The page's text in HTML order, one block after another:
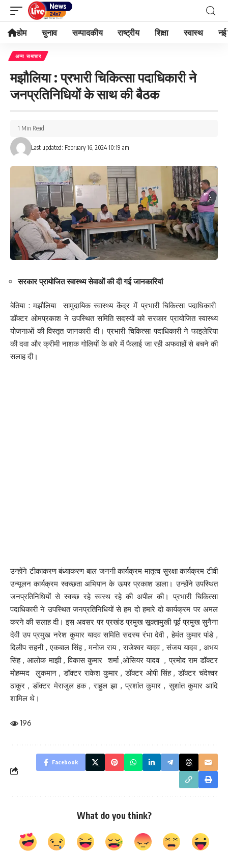
होम चुनाव सम्पादकीय राष्ट्रीय शिक्षा स्वास्थ नई
अन्य समाचार
मझौलिया : प्रभारी चिकित्सा पदाधिकारी ने
जनप्रतिनिधियों के साथ की बैठक
Last updated: February 16, 2024 10:19 am
1 Min Read
सरकार प्रायोजित स्वास्थ्य सेवाओं की दी गई जानकारियां
बेतिया : मझौलिया सामुदायिक स्वास्थ्य केंद्र में प्रभारी चिकित्सा पदाधिकारी
डॉक्टर ओमप्रकाश ने उपस्थित समिति सदस्यों को सरकार प्रायोजित स्वास्थ्य
योजनाओं की विस्तृत जानकारी दी। प्रभारी चिकित्सा पदाधिकारी ने फाइलेरिया
की दवा और क्रीमी नाशक गोलियों के बारे में फैलाई जा रही अफवाहों से बचने की
सलाह दी।
उन्होंने टीकाकरण बंध्याकरण बाल जननी कार्यक्रम मातृत्व सुरक्षा कार्यक्रम टीवी
उन्मूलन कार्यक्रम स्वच्छता अभियान के ऊपर प्रकाश डाला। उन्होंने उपस्थित
जनप्रतिनिधियों से स्वच्छ रहे स्वस्थ रहे की अपील की। प्रभारी चिकित्सा
पदाधिकारी ने उपस्थित जनप्रतिनिधियों से हम दो हमारे दो कार्यक्रम पर अमल
करने की सलाह दी। इस अवसर पर प्रखंड प्रमुख सूक्तामुखी पूर्व प्रमुख सुनैना
देवी उप प्रमुख नरेश कुमार यादव समिति सदस्य रंभा देवी , हेमंत कुमार पांडे ,
दिलीप सहनी , एकबाल सिंह , मनोज राय , राजेश्वर यादव , संजय यादव , अभय
सिंह , आलोक माझी , विकास कुमार शर्मा ,ओसियर यादव , प्रमोद राम डॉक्टर
मोहम्मद लुकमान , डॉक्टर राकेश कुमार , डॉक्टर ओपी सिंह , डॉक्टर चंदेश्वर
ठाकुर , डॉक्टर मेराजुल हक , राहुल झा , प्रशांत कुमार , सुशांत कुमार आदि
शामिल थे।
196
Facebook
What do you think?